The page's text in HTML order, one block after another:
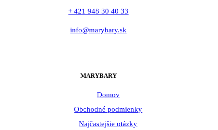
+ 421 948 30 40 33
info@marybary.sk
MARYBARY
Domov
Obchodné podmienky
Najčastejšie otázky